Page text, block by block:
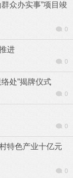
众办实事”项目竣
0
进
0
处”揭牌仪式
0
0
特色产业十亿元
0